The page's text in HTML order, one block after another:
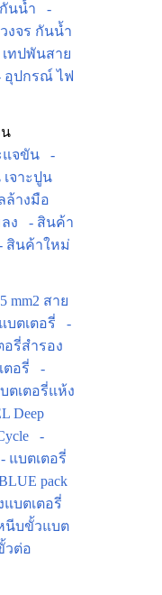
นน้ำ
-
งจร กันน้ำ
เทปพันสาย
อุปกรณ์ ไฟ
แจขัน
-
จาะปูน
ล้างมือ
ง
- สินค้า
สินค้าใหม่
mm2 สาย
บตเตอรี่
-
อรี่สำรอง
ตอรี่
-
ตเตอรี่แห้ง
Deep
-
- แบตเตอรี่
pack
แบตเตอรี่
นีบขั้วแบต
วต่อ